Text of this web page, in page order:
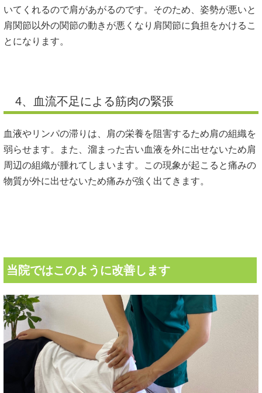
いてくれるので肩があがるのです。そのため、姿勢が悪いと
肩関節以外の関節の動きが悪くなり肩関節に負担をかけるこ
とになります。
4、血流不足による筋肉の緊張
血液やリンパの滞りは、肩の栄養を阻害するため肩の組織を
弱らせます。また、溜まった古い血液を外に出せないため肩
周辺の組織が腫れてしまいます。この現象が起こると痛みの
物質が外に出せないため痛みが強く出てきます。
当院ではこのように改善します